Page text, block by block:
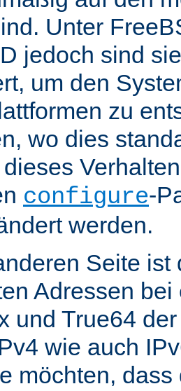
Unter
jedoch sind
um den
zu
wo dies
configure-
werden.
Seite ist
Adressen
und True64
wie auch
möchten,